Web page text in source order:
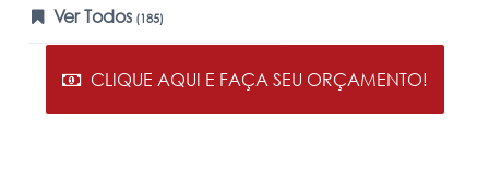
Ver Todos (185)
CLIQUE AQUI E FAÇA SEU ORÇAMENTO!